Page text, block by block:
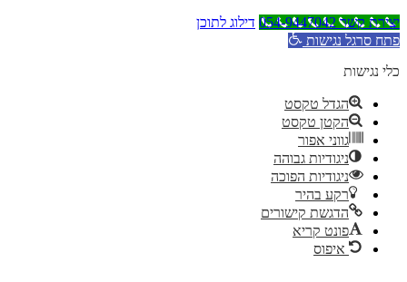
יצירת קשר 054-9447042
דילוג לתוכן
פתח סרגל נגישות
כלי נגישות
הגדל טקסט
הקטן טקסט
גווני אפור
ניגודיות גבוהה
ניגודיות הפוכה
רקע בהיר
הדגשת קישורים
פונט קריא
איפוס